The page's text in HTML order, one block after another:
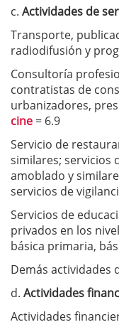
c. Actividades de
Transporte,
radiodifusión y
Consultoría
contratistas de
urbanizadores,
cine = 6.9
Servicio de
similares; servicios
amoblado y
servicios de
Servicios de
privados en los
básica primaria,
Demás actividades
d. Actividades
Actividades